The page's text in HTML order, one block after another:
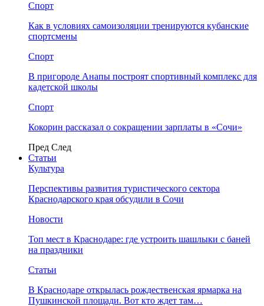
Спорт
Как в условиях самоизоляции тренируются кубанские
спортсмены
Спорт
В пригороде Анапы построят спортивный комплекс для
кадетской школы
Спорт
Кокорин рассказал о сокращении зарплаты в «Сочи»
Пред След
Статьи
Культура
Перспективы развития туристического сектора
Краснодарского края обсудили в Сочи
Новости
Топ мест в Краснодаре: где устроить шашлыки с баней
на праздники
Статьи
В Краснодаре открылась рождественская ярмарка на
Пушкинской площади. Вот кто ждет там…